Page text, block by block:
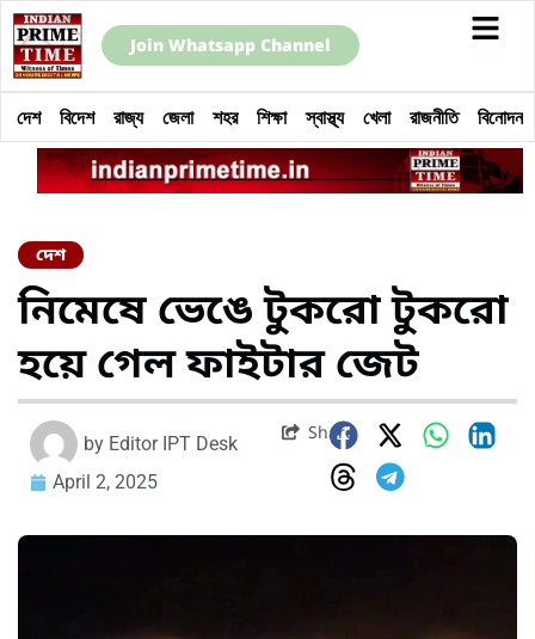
Join Whatsapp Channel
দেশ বিদেশ রাজ্য জেলা শহর শিক্ষা স্বাস্থ্য খেলা রাজনীতি বিনোদন
দেশ
নিমেষে ভেঙে টুকরো টুকরো
হয়ে গেল ফাইটার জেট
by Editor IPT Desk
April 2, 2025
Share